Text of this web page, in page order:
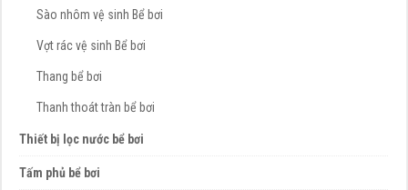
Sào nhôm vệ sinh Bể bơi
Vợt rác vệ sinh Bể bơi
Thang bể bơi
Thanh thoát tràn bể bơi
Thiết bị lọc nước bể bơi
Tấm phủ bể bơi